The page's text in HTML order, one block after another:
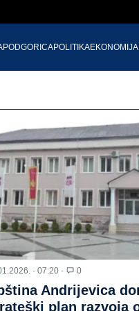
PODGORICAPOLITIKAEKONOMIJA
· 07:20 · 0
Andrijevica
plan razvoja